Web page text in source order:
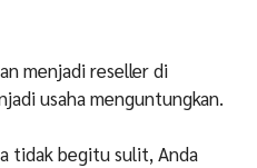
menjadi reseller di
usaha menguntungkan.
tidak begitu sulit, Anda